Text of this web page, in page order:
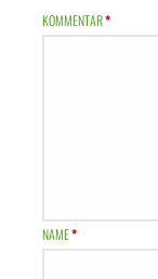
KOMMENTAR*
NAME*